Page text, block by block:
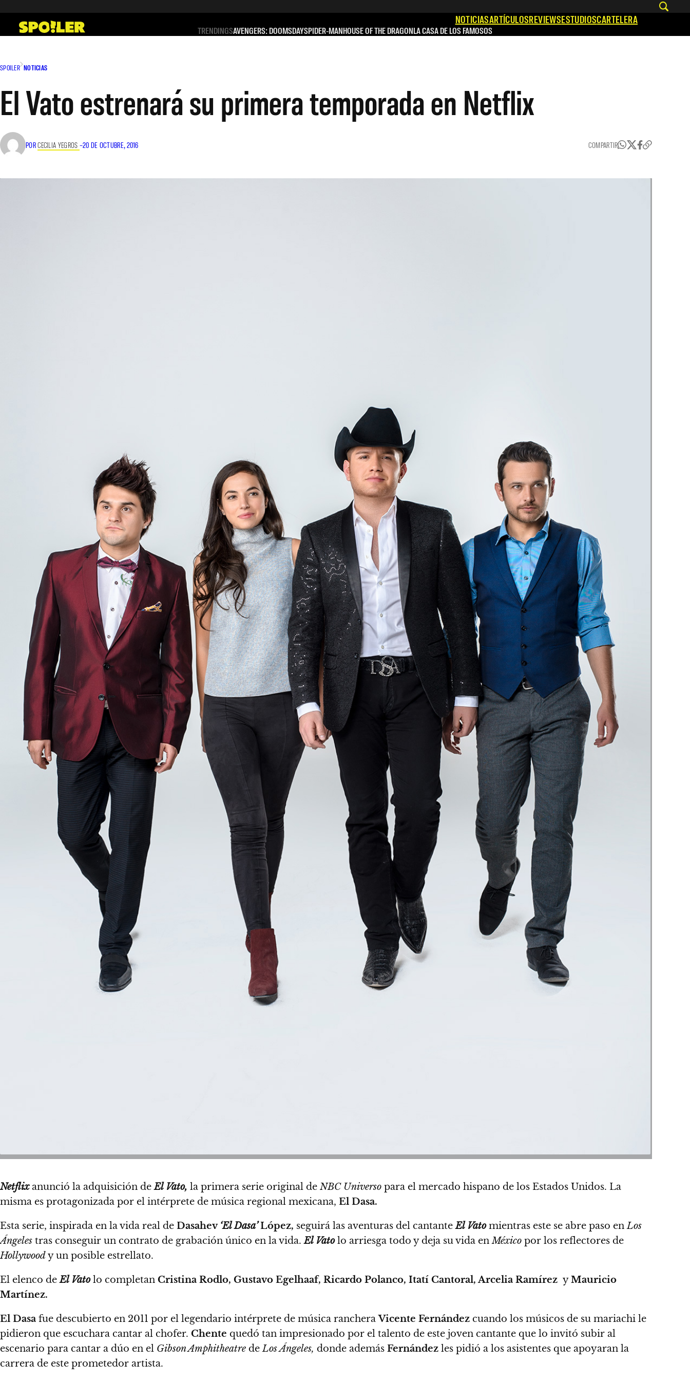
contenido
NOTICIASARTÍCULOSREVIEWSESTUDIOSCARTELERA
TRENDINGSAVENGERS: DOOMSDAYSPIDER-MANHOUSE OF THE DRAGONLA CASA DE LOS FAMOSOS
SPOILER NOTICIAS
El Vato estrenará su primera temporada en Netflix
PORCECILIA YEGROS –20 DE OCTUBRE, 2016 COMPARTIR
Netflixanunció la adquisición deEl Vato, la primera serie original de NBC Universo para el mercado hispano de los Estados Unidos. La
misma es protagonizada por el intérprete de música regional mexicana, El Dasa.
Esta serie, inspirada en la vida real de Dasahev ‘El Dasa’López, seguirá las aventuras del cantanteEl Vato mientras este se abre paso enLos
Ángeles tras conseguir un contrato de grabación único en la vida. El Vatolo arriesga todo y deja su vida enMéxico por los reflectores de
Hollywoody un posible estrellato.
El elenco deEl Vato lo completan Cristina Rodlo, Gustavo Egelhaaf, Ricardo Polanco, Itatí Cantoral, Arcelia Ramírez yMauricio
Martínez.
El Dasa fue descubierto en 2011 por el legendario intérprete de música rancheraVicente Fernández cuando los músicos de su mariachi le
pidieron que escuchara cantar al chofer. Chente quedó tan impresionado por el talento de este joven cantante que lo invitó subir al
escenario para cantar a dúo en el Gibson Amphitheatre deLos Ángeles, donde además Fernández les pidió a los asistentes que apoyaran la
carrera de este prometedor artista.